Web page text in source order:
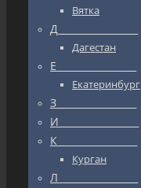
Вятка
Д_________________
Дагестан
Е_________________
Екатеринбург
З_________________
И_________________
К_________________
Курган
Л_________________